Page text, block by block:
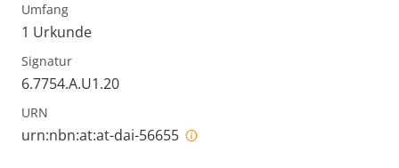
Umfang
1 Urkunde
Signatur
6.7754.A.U1.20
URN
urn:nbn:at:at-dai-56655